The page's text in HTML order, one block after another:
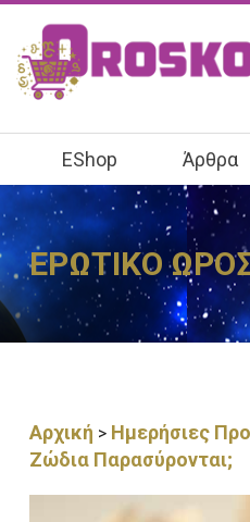
EShop Άρθρα
ΕΡΩΤΙΚΟ
Αρχική > Ημερήσιες
Ζώδια Παρασύρονται;